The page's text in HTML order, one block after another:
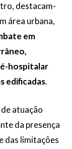
destacam-
área urbana,
em
hospitalar
edificadas.
atuação
da presença
das limitações